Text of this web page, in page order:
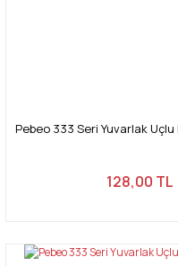
Pebeo 333 Seri Yuvarlak Uçlu
128,00 TL